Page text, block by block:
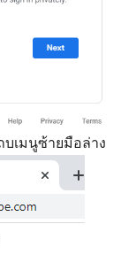
บเมนูซ้ายมือล่าง